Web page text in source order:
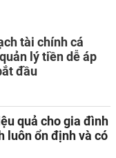
tài chính cá
lý tiền dễ áp
đầu
quả cho gia đình
luôn ổn định và có